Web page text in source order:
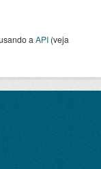
a API (veja